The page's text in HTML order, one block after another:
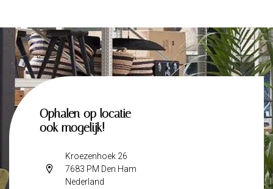
Ophalen op locatie
ook mogelijk!
Kroezenhoek 26
7683 PM Den Ham
Nederland